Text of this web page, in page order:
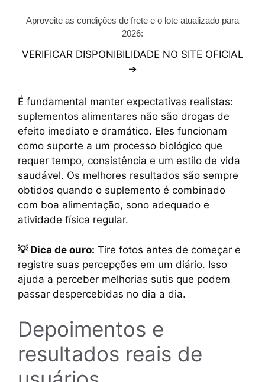
Aproveite as condições de frete e o lote atualizado para
2026:
VERIFICAR DISPONIBILIDADE NO SITE OFICIAL
➔
É fundamental manter expectativas realistas:
suplementos alimentares não são drogas de
efeito imediato e dramático. Eles funcionam
como suporte a um processo biológico que
requer tempo, consistência e um estilo de vida
saudável. Os melhores resultados são sempre
obtidos quando o suplemento é combinado
com boa alimentação, sono adequado e
atividade física regular.
💡 Dica de ouro: Tire fotos antes de começar e
registre suas percepções em um diário. Isso
ajuda a perceber melhorias sutis que podem
passar despercebidas no dia a dia.
Depoimentos e
resultados reais de